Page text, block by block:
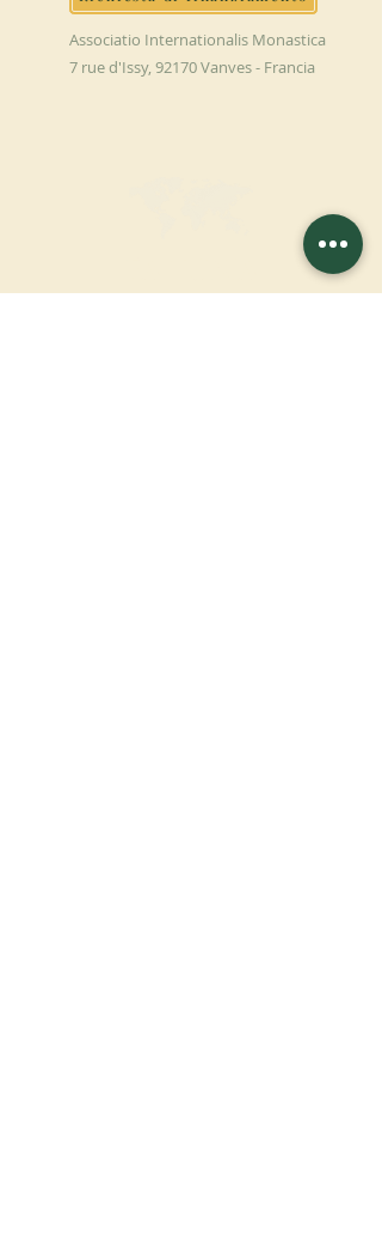
Associatio Internationalis Monastica
7 rue d'Issy, 92170 Vanves - Francia